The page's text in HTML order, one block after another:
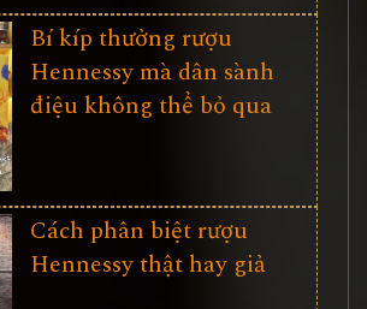
Bí kíp thưởng rượu
Hennessy mà dân sành
điệu không thể bỏ qua
Cách phân biệt rượu
Hennessy thật hay giả